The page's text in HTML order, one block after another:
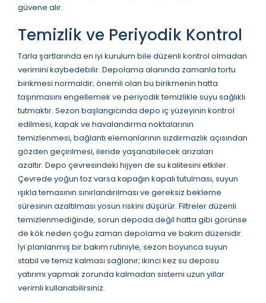
güvene alır.
Temizlik ve Periyodik Kontrol
Tarla şartlarında en iyi kurulum bile düzenli kontrol olmadan
verimini kaybedebilir. Depolama alanında zamanla tortu
birikmesi normaldir; önemli olan bu birikmenin hatta
taşınmasını engellemek ve periyodik temizlikle suyu sağlıklı
tutmaktır. Sezon başlangıcında depo iç yüzeyinin kontrol
edilmesi, kapak ve havalandırma noktalarının
temizlenmesi, bağlantı elemanlarının sızdırmazlık açısından
gözden geçirilmesi, ileride yaşanabilecek arızaları
azaltır. Depo çevresindeki hijyen de su kalitesini etkiler.
Çevrede yoğun toz varsa kapağın kapalı tutulması, suyun
ışıkla temasının sınırlandırılması ve gereksiz bekleme
süresinin azaltılması yosun riskini düşürür. Filtreler düzenli
temizlenmediğinde, sorun depoda değil hatta gibi görünse
de kök neden çoğu zaman depolama ve bakım düzenidir.
İyi planlanmış bir bakım rutiniyle, sezon boyunca suyun
stabil ve temiz kalması sağlanır; ikinci kez su deposu
yatırımı yapmak zorunda kalmadan sistemi uzun yıllar
verimli kullanabilirsiniz.